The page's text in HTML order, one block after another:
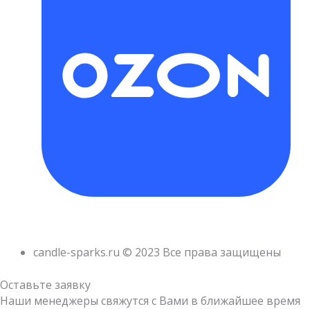
candle-sparks.ru © 2023 Все права защищены
Оставьте заявку
Наши менеджеры свяжутся с Вами в ближайшее время